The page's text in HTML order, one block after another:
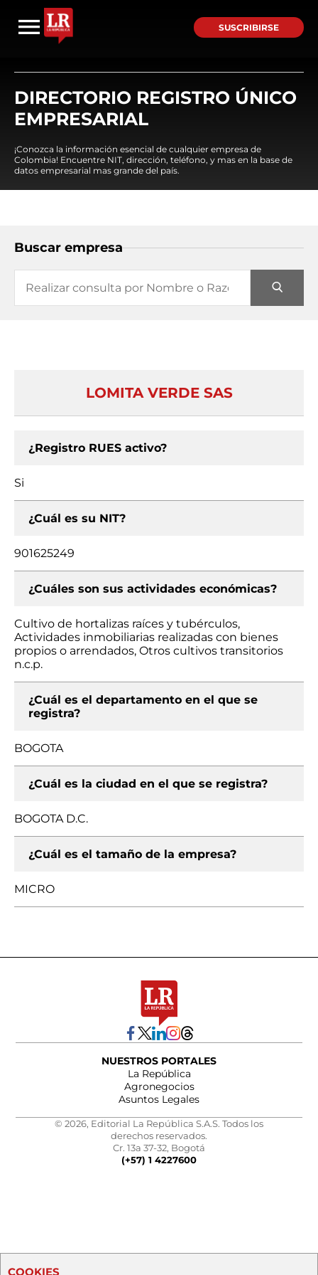
SUSCRIBIRSE
DIRECTORIO REGISTRO ÚNICO
EMPRESARIAL
¡Conozca la información esencial de cualquier empresa de
Colombia! Encuentre NIT, dirección, teléfono, y mas en la base de
datos empresarial mas grande del país.
Buscar empresa
LOMITA VERDE SAS
¿Registro RUES activo?
Si
¿Cuál es su NIT?
901625249
¿Cuáles son sus actividades económicas?
Cultivo de hortalizas raíces y tubérculos,
Actividades inmobiliarias realizadas con bienes
propios o arrendados, Otros cultivos transitorios
n.c.p.
¿Cuál es el departamento en el que se
registra?
BOGOTA
¿Cuál es la ciudad en el que se registra?
BOGOTA D.C.
¿Cuál es el tamaño de la empresa?
MICRO
NUESTROS PORTALES
La República
Agronegocios
Asuntos Legales
© 2026, Editorial La República S.A.S. Todos los
derechos reservados.
Cr. 13a 37-32, Bogotá
(+57) 1 4227600
COOKIES